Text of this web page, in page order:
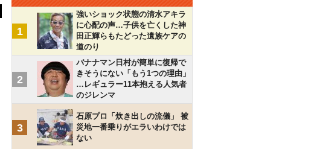
1
強いショック状態の清水アキラ
に心配の声…子供を亡くした神
田正輝らもたどった遺族ケアの
道のり
2
バナナマン日村が簡単に復帰で
きそうにない「もう1つの理由」
…レギュラー11本抱える人気者
のジレンマ
3
石原プロ「炊き出しの流儀」 被
災地一番乗りがエラいわけでは
ない